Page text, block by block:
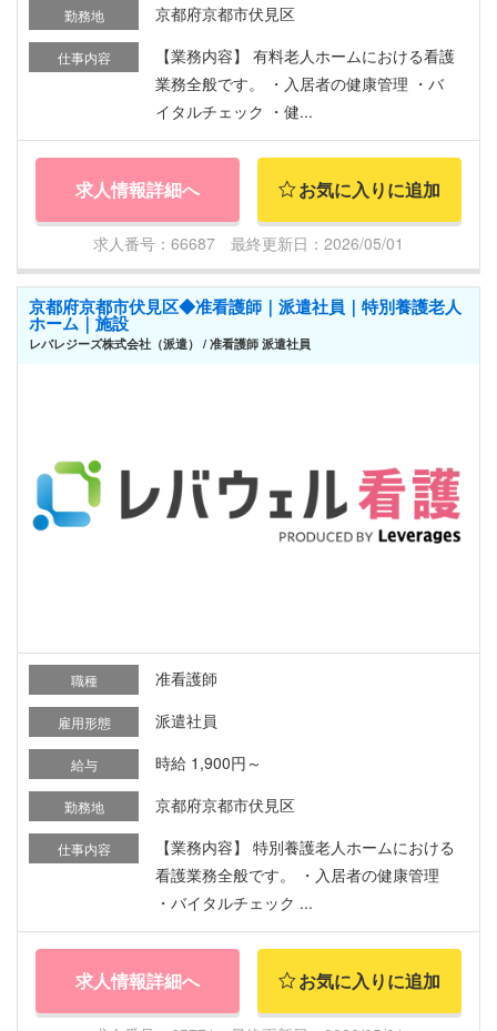
勤務地 京都府京都市伏見区
仕事内容
【業務内容】 有料老人ホームにおける看護
業務全般です。 ・入居者の健康管理 ・バ
イタルチェック ・健...
求人情報詳細へ お気に入りに追加
求人番号：66687 最終更新日：2026/05/01
京都府京都市伏見区◆准看護師｜派遣社員｜特別養護老人
ホーム｜施設
レバレジーズ株式会社（派遣） / 准看護師 派遣社員
職種 准看護師
雇用形態 派遣社員
給与 時給 1,900円～
勤務地 京都府京都市伏見区
仕事内容
【業務内容】 特別養護老人ホームにおける
看護業務全般です。 ・入居者の健康管理
・バイタルチェック ...
求人情報詳細へ お気に入りに追加